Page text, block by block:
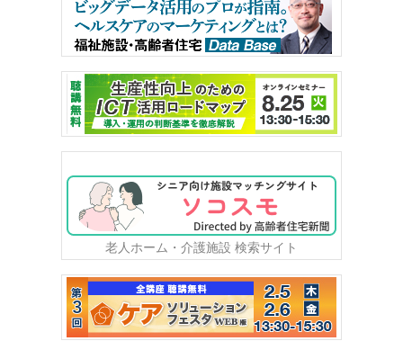
老人ホーム・介護施設 検索サイト